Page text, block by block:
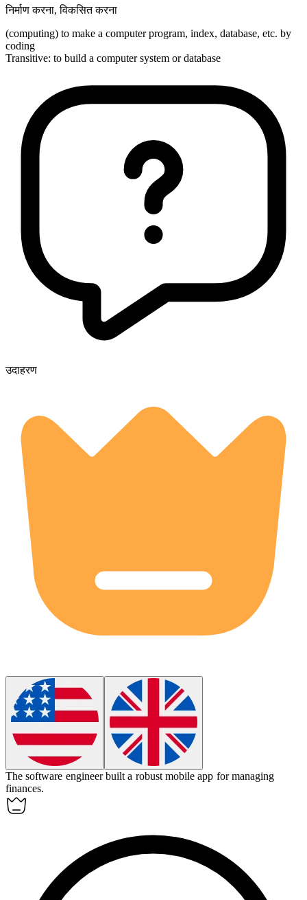
निर्माण करना,विकसित करना
(computing) to make a computer program, index, database, etc. by
coding
Transitive: to build a computer system or database
उदाहरण
The software engineerbuilt a robust mobile app for managing
finances.